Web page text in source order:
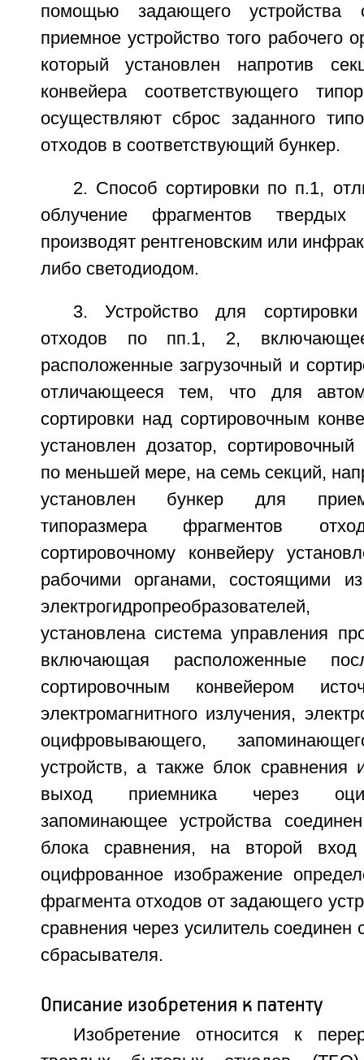
помощью задающего устройства
приемное устройство того рабочего
который установлен напротив
конвейера соответствующего
осуществляют сброс заданного
отходов в соответствующий бункер.
2. Способ сортировки по п.1,
облучение фрагментов
производят рентгеновским или
либо светодиодом.
3. Устройство для
отходов по пп.1, 2, включающее
расположенные загрузочный и
отличающееся тем, что для
сортировки над сортировочным
установлен дозатор,
по меньшей мере, на семь секций,
установлен бункер для
типоразмера фрагментов
сортировочному конвейеру
рабочими органами, состоящими
установлена система управления
включающая расположенные
сортировочным конвейером
электромагнитного излучения,
оцифровывающего,
устройств, а также блок сравнения
выход приемника через
запоминающее устройства
блока сравнения, на второй вход
оцифрованное изображение
фрагмента отходов от задающего
сравнения через усилитель соединен
сбрасывателя.
Описание изобретения к патенту
Изобретение относится к